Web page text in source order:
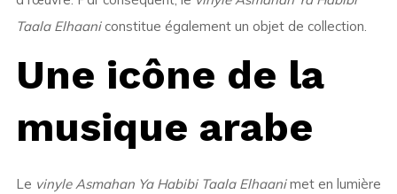
Taala Elhaaniconstitue également un objet de collection.
Une icône de la
musique arabe
Le vinyle Asmahan Ya Habibi Taala Elhaanimet en lumière